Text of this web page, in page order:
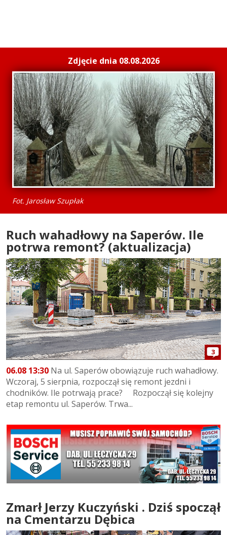
Zdjęcie dnia 08.08.2026
Fot. Jarosław Szupłak
Ruch wahadłowy na Saperów. Ile
potrwa remont? (aktualizacja)
3
06.08 13:30 Na ul. Saperów obowiązuje ruch wahadłowy.
Wczoraj, 5 sierpnia, rozpoczął się remont jezdni i
chodników. Ile potrwają prace? Rozpoczął się kolejny
etap remontu ul. Saperów. Trwa...
Zmarł Jerzy Kuczyński . Dziś spoczął
na Cmentarzu Dębica